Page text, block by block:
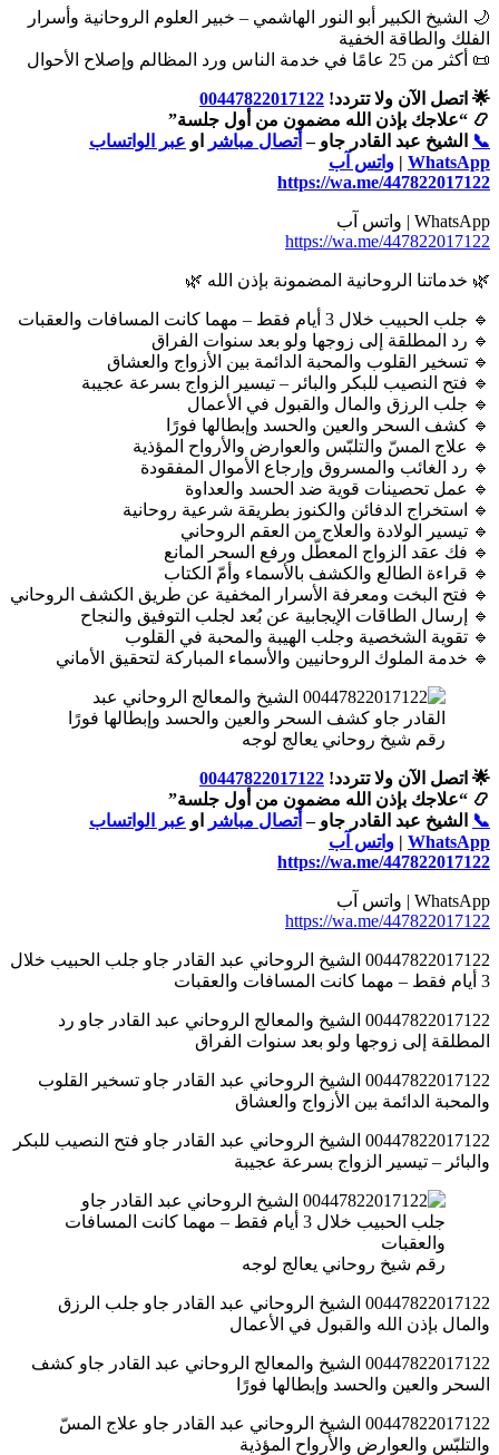
🌙 الشيخ الكبير أبو النور الهاشمي – خبير العلوم الروحانية وأسرار
الفلك والطاقة الخفية
📜 أكثر من 25 عامًا في خدمة الناس ورد المظالم وإصلاح الأحوال
🌟 اتصل الآن ولا تتردد! 00447822017122
📿 “علاجك بإذن الله مضمون من أول جلسة”
📞
الشيخ عبد القادر جاو – أتصال مباشر او عبر الواتساب
WhatsApp
| واتس آب
https://wa.me/447822017122
WhatsApp | واتس آب
https://wa.me/447822017122
🌿 خدماتنا الروحانية المضمونة بإذن الله 🌿
🔹 جلب الحبيب خلال 3 أيام فقط – مهما كانت المسافات والعقبات
🔹 رد المطلقة إلى زوجها ولو بعد سنوات الفراق
🔹 تسخير القلوب والمحبة الدائمة بين الأزواج والعشاق
🔹 فتح النصيب للبكر والبائر – تيسير الزواج بسرعة عجيبة
🔹 جلب الرزق والمال والقبول في الأعمال
🔹 كشف السحر والعين والحسد وإبطالها فورًا
🔹 علاج المسّ والتلبّس والعوارض والأرواح المؤذية
🔹 رد الغائب والمسروق وإرجاع الأموال المفقودة
🔹 عمل تحصينات قوية ضد الحسد والعداوة
🔹 استخراج الدفائن والكنوز بطريقة شرعية روحانية
🔹 تيسير الولادة والعلاج من العقم الروحاني
🔹 فك عقد الزواج المعطّل ورفع السحر المانع
🔹 قراءة الطالع والكشف بالأسماء وأمّ الكتاب
🔹 فتح البخت ومعرفة الأسرار المخفية عن طريق الكشف الروحاني
🔹 إرسال الطاقات الإيجابية عن بُعد لجلب التوفيق والنجاح
🔹 تقوية الشخصية وجلب الهيبة والمحبة في القلوب
🔹 خدمة الملوك الروحانيين والأسماء المباركة لتحقيق الأماني
رقم شيخ روحاني يعالج لوجه
🌟 اتصل الآن ولا تتردد! 00447822017122
📿 “علاجك بإذن الله مضمون من أول جلسة”
📞
الشيخ عبد القادر جاو – أتصال مباشر او عبر الواتساب
WhatsApp
| واتس آب
https://wa.me/447822017122
WhatsApp | واتس آب
https://wa.me/447822017122
00447822017122 الشيخ الروحاني عبد القادر جاو جلب الحبيب خلال
3 أيام فقط – مهما كانت المسافات والعقبات
00447822017122 الشيخ والمعالج الروحاني عبد القادر جاو رد
المطلقة إلى زوجها ولو بعد سنوات الفراق
00447822017122 الشيخ الروحاني عبد القادر جاو تسخير القلوب
والمحبة الدائمة بين الأزواج والعشاق
00447822017122 الشيخ الروحاني عبد القادر جاو فتح النصيب للبكر
والبائر – تيسير الزواج بسرعة عجيبة
رقم شيخ روحاني يعالج لوجه
00447822017122 الشيخ الروحاني عبد القادر جاو جلب الرزق
والمال بإذن الله والقبول في الأعمال
00447822017122 الشيخ والمعالج الروحاني عبد القادر جاو كشف
السحر والعين والحسد وإبطالها فورًا
00447822017122 الشيخ الروحاني عبد القادر جاو علاج المسّ
والتلبّس والعوارض والأرواح المؤذية